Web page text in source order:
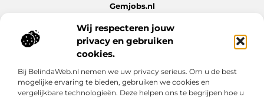
Wij respecteren jouw
privacy en gebruiken
cookies.
Bij BelindaWeb.nl nemen we uw privacy serieus. Om u de best
mogelijke ervaring te bieden, gebruiken we cookies en
vergelijkbare technologieën. Deze helpen ons te begrijpen hoe u
Gemjobs.nl
arbeidsmarkt en jouw loopbaan te bieden hebben.
Bericht categorie